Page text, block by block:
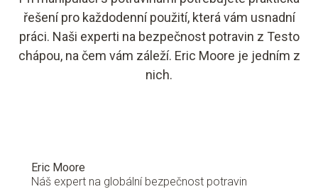
řešení pro každodenní použití, která vám usnadní
práci. Naši experti na bezpečnost potravin z Testo
chápou, na čem vám záleží. Eric Moore je jedním z
nich.
Eric Moore
Náš expert na globální bezpečnost potravin